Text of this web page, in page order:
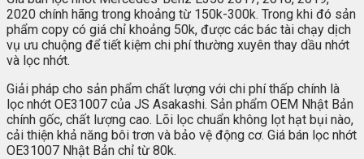
2020 chính hãng trong khoảng từ 150k-300k. Trong khi đó sản
phẩm copy có giá chỉ khoảng 50k, được các bác tài chạy dịch
vụ ưu chuộng để tiết kiệm chi phí thường xuyên thay dầu nhớt
và lọc nhớt.
Giải pháp cho sản phẩm chất lượng với chi phí thấp chính là
lọc nhớt OE31007 của JS Asakashi. Sản phẩm OEM Nhật Bản
chính gốc, chất lượng cao. Lõi lọc chuẩn không lọt hạt bụi nào,
cải thiện khả năng bôi trơn và bảo vệ động cơ. Giá bán lọc nhớt
OE31007 Nhật Bản chỉ từ 80k.